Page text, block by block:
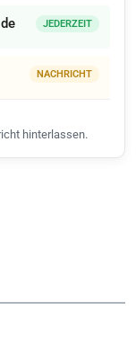
JEDERZEIT
NACHRICHT
hinterlassen.